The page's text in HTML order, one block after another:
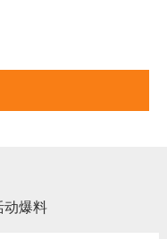
动爆料